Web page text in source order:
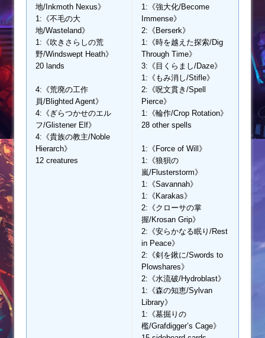
地/Inkmoth Nexus》
1:《不毛の大
地/Wasteland》
1:《吹きさらしの荒
野/Windswept Heath》
20 lands
4:《荒廃の工作
員/Blighted Agent》
4:《ぎらつかせのエル
フ/Glistener Elf》
4:《貴族の教主/Noble
Hierarch》
12 creatures
1:《強大化/Become
Immense》
2:《Berserk》
1:《時を越えた探索/Dig
Through Time》
3:《目くらまし/Daze》
1:《もみ消し/Stifle》
2:《呪文貫き/Spell
Pierce》
1:《輪作/Crop Rotation》
28 other spells
1:《Force of Will》
1:《狼狽の
嵐/Flusterstorm》
1:《Savannah》
1:《Karakas》
2:《クローサの掌
握/Krosan Grip》
2:《安らかなる眠り/Rest
in Peace》
2:《剣を鍬に/Swords to
Plowshares》
2:《水流破/Hydroblast》
1:《森の知恵/Sylvan
Library》
1:《墓掘りの
檻/Grafdigger’s Cage》